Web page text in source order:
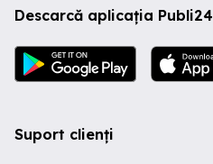
Descarcă aplicația Publi24
Suport clienți